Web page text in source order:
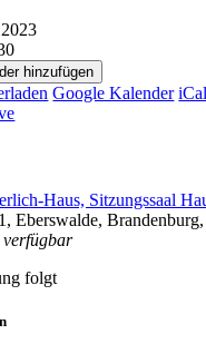
2023
hinzufügen
Google Kalender
Haus, Sitzungssaal
Eberswalde,
folgt